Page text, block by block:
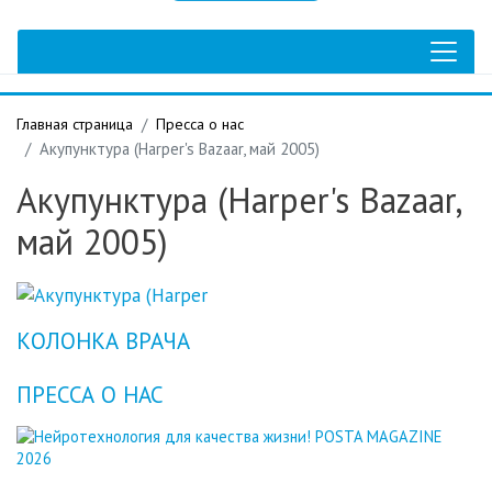
Главная страница Пресса о нас
Акупунктура (Harper's Bazaar, май 2005)
Акупунктура (Harper's Bazaar,
май 2005)
КОЛОНКА ВРАЧА
ПРЕССА О НАС